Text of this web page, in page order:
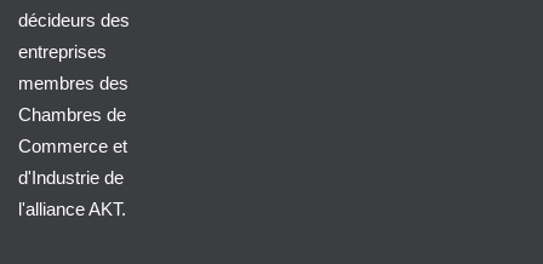
décideurs des
entreprises
membres des
Chambres de
Commerce et
d'Industrie de
l'alliance AKT.